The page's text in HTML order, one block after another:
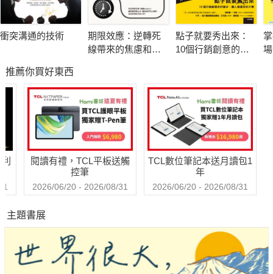
‧行動與決策就會與「未來自我」如影隨形
透過這本書，你將在無形中產生強大、有力量的正向循環：
進化版的自己→ 擁抱成長心態→累積出原子習慣→產生複利效應
→不停壯大你的未來自我！
【有意識的轉變，未來自我的科學】
‧勇於面對未來自我的 7大個威脅：這是導致你與未來自我
脫節的因素，在實現未來自我的過程中，要像躲避瘟疫一樣警惕
‧理解未來自我的 7大真理：透過思維和潛意識來塑造和支
配一個更強大的未來自我。
‧通往未來自我的 7大個步驟：仔細地應用這些步驟，你可
以少走彎路，不斷地在現在與未來展現出驚人的指數型成長。
衝突溝通的技術
期限效應：逆轉死
線帶來的焦慮和壓
點子就要秀出來：
10個行銷創意的好
推薦你買好東西
閱讀有禮，TCL平板送觸
控筆
2026/06/20 - 2026/08/31
TCL數位筆記本送月讀包1
年
2026/06/20 - 2026/08/31
主題書展